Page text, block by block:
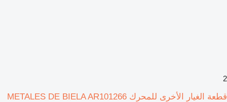
2
قطعة الغيار الأخرى للمحرك METALES DE BIELA AR101266